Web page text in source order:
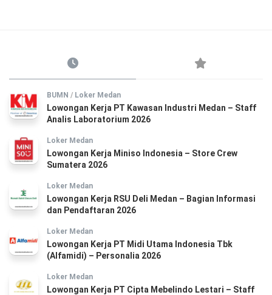
BUMN / Loker Medan
Lowongan Kerja PT Kawasan Industri Medan – Staff
Analis Laboratorium 2026
Loker Medan
Lowongan Kerja Miniso Indonesia – Store Crew
Sumatera 2026
Loker Medan
Lowongan Kerja RSU Deli Medan – Bagian Informasi
dan Pendaftaran 2026
Loker Medan
Lowongan Kerja PT Midi Utama Indonesia Tbk
(Alfamidi) – Personalia 2026
Loker Medan
Lowongan Kerja PT Cipta Mebelindo Lestari – Staff